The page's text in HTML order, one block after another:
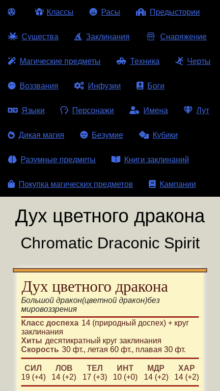
Классы Расы Предыстории
Существа Заклинания Снаряжение
Магические предметы Техника Черты
Воззвания Инфузии Боги
Языки Персонажи Имена Лут
Дикая магия Безумие Кубики
Разумные предметы Книги заклинаний
Покупка магических предметов Кампании
Дух цветного дракона
Chromatic Draconic Spirit
Дух цветного дракона
Большой дракон(цветной дракон)без
мировоззрения
Класс доспеха 14 (природный доспех) + круг
заклинания
Хиты десятикратный круг заклинания
Скорость 30 фт., летая 60 фт., плавая 30 фт.
СИЛ
19 (+4)
ЛОВ
14 (+2)
ТЕЛ
17 (+3)
ИНТ
10 (+0)
МДР
14 (+2)
ХАР
14 (+2)